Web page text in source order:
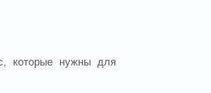
которые нужны для